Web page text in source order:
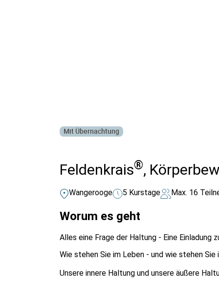
Mit Übernachtung
Feldenkrais®,
Wangerooge 5 Kurstage Max. 16
Worum es geht
Alles eine Frage der Haltung - Eine Einladung
Wie stehen Sie im Leben - und wie stehen Sie
Unsere innere Haltung und unsere äußere